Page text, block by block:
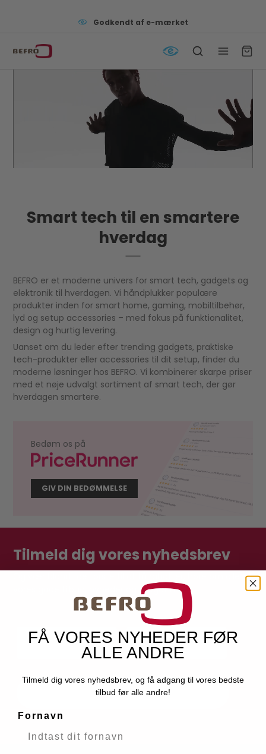
Godkendt af e-mærket
Smart tech til en smartere
hverdag
BEFRO er et moderne univers for smart tech, gadgets og
elektronik til hverdagen. Vi håndplukker populære
produkter inden for smart home, gaming, mobiltilbehør,
lyd og setup accessories – med fokus på funktionalitet,
design og hurtig levering.
Uanset om du leder efter trending gadgets, praktiske
tech-produkter eller accessories til dit setup, finder du
moderne løsninger hos BEFRO. Vi kombinerer skarpe priser
med et nøje udvalgt sortiment af smart tech, der gør
hverdagen smartere.
Bedøm os på
GIV DIN BEDØMMELSE
Tilmeld dig vores nyhedsbrev
vores gode tilbud, nyheder og meget mere!
GODKEND
FÅ VORES NYHEDER FØR
ALLE ANDRE
Tilmeld dig vores nyhedsbrev, og få adgang til vores bedste
tilbud før alle andre!
Fornavn